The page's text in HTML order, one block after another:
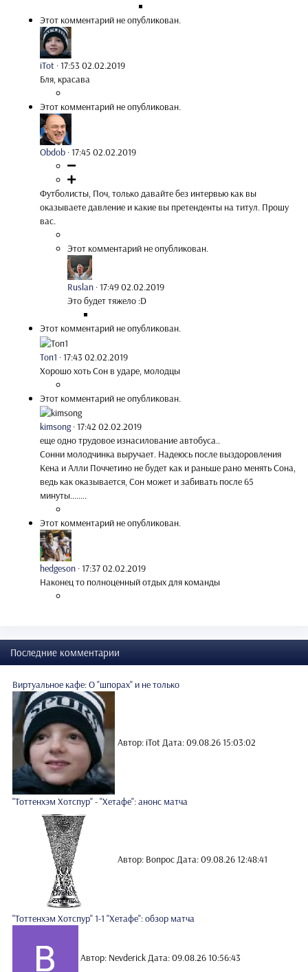
Этот комментарий не опубликован.
iTot ·17:53 02.02.2019
Бля, красава
Этот комментарий не опубликован.
Obdob ·17:45 02.02.2019
Футболисты, Поч, только давайте без интервью как вы
оказываете давление и какие вы претенденты на титул. Прошу
вас.
Этот комментарий не опубликован.
Ruslan ·17:49 02.02.2019
Это будет тяжело :D
Этот комментарий не опубликован.
Топ1 ·17:43 02.02.2019
Хорошо хоть Сон в ударе, молодцы
Этот комментарий не опубликован.
kimsong ·17:42 02.02.2019
еще одно трудовое изнасилование автобуса..
Сонни молодчинка выручает. Надеюсь после выздоровления
Кена и Алли Поччетино не будет как и раньше рано менять Сона,
ведь как оказывается, Сон может и забивать после 65
минуты........
Этот комментарий не опубликован.
hedgeson ·17:37 02.02.2019
Наконец то полноценный отдых для команды
Последние комментарии
Виртуальное кафе: О "шпорах" и не только
Автор: iTot Дата: 09.08.26 15:03:02
"Тоттенхэм Хотспур" - "Хетафе": анонс матча
Автор: ВопросДата: 09.08.26 12:48:41
"Тоттенхэм Хотспур" 1-1 "Хетафе": обзор матча
Автор: NevderickДата: 09.08.26 10:56:43